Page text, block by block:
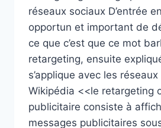
réseaux sociaux D’entrée
opportun et important de
ce que c’est que ce mot
retargeting, ensuite
s’applique avec les
Wikipédia <<le retargeting
publicitaire consiste à
messages publicitaires